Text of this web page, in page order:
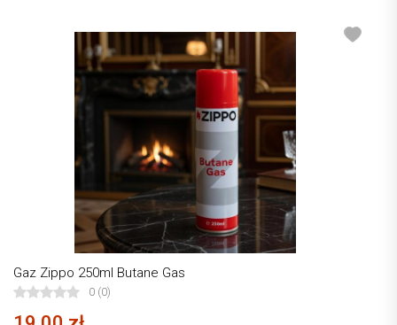
Gaz Zippo 250ml Butane Gas
0 (0)